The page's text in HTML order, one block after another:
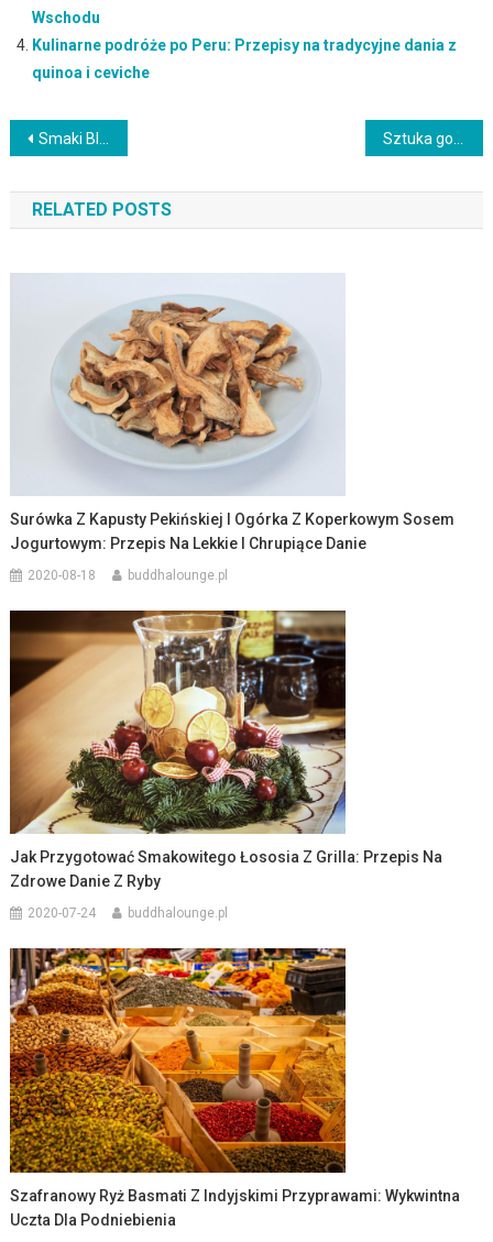
Wschodu
Kulinarne podróże po Peru: Przepisy na tradycyjne dania z
quinoa i ceviche
Nawigacja
wpisu
Smaki Bliskiego Wschodu: Poznaj aromatyczne przyprawy i pikantne dania
RELATED POSTS
Surówka Z Kapusty Pekińskiej I Ogórka Z Koperkowym Sosem
Jogurtowym: Przepis Na Lekkie I Chrupiące Danie
2020-08-18 buddhalounge.pl
Jak Przygotować Smakowitego Łososia Z Grilla: Przepis Na
Zdrowe Danie Z Ryby
2020-07-24 buddhalounge.pl
Szafranowy Ryż Basmati Z Indyjskimi Przyprawami: Wykwintna
Uczta Dla Podniebienia